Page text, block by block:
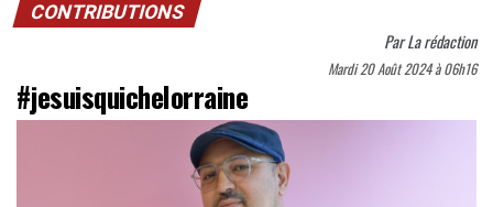
CONTRIBUTIONS
ParLa rédaction
Mardi 20 Août 2024 à 06h16
#jesuisquichelorraine